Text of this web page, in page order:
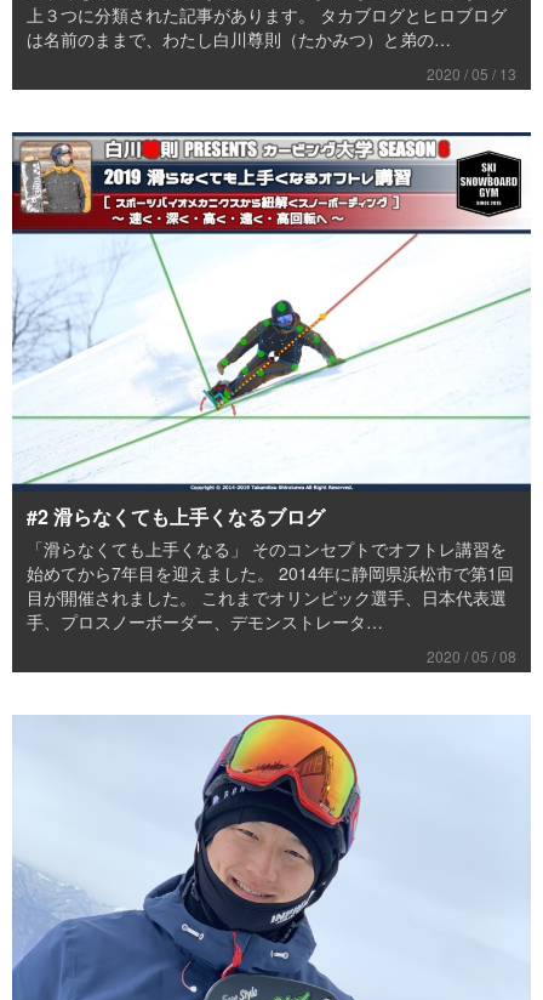
上３つに分類された記事があります。 タカブログとヒロブログ
は名前のままで、わたし白川尊則（たかみつ）と弟の…
2020 / 05 / 13
#2 滑らなくても上手くなるブログ
「滑らなくても上手くなる」 そのコンセプトでオフトレ講習を
始めてから7年目を迎えました。 2014年に静岡県浜松市で第1回
目が開催されました。 これまでオリンピック選手、日本代表選
手、プロスノーボーダー、デモンストレータ…
2020 / 05 / 08